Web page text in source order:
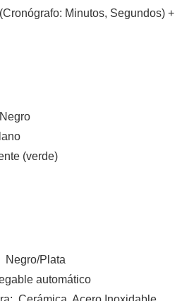
Minutos, Segundos) +
(verde)
Negro/Plata
automático